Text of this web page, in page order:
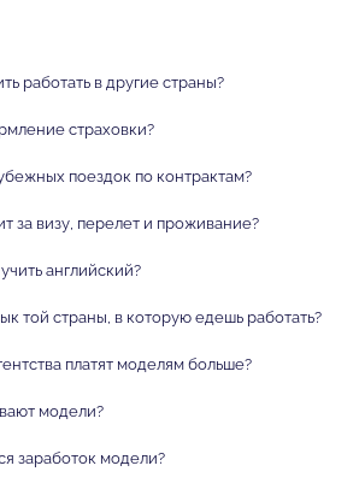
работать в другие страны?
страховки?
поездок по контрактам?
за визу, перелет и проживание?
английский?
той страны, в которую едешь работать?
платят моделям больше?
модели?
заработок модели?